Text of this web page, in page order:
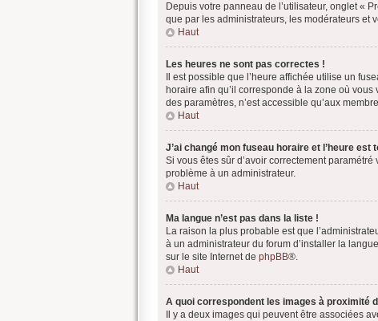
Depuis votre panneau de l’utilisateur, onglet «
que par les administrateurs, les modérateurs et
Haut
Les heures ne sont pas correctes !
Il est possible que l’heure affichée utilise un
horaire afin qu’il corresponde à la zone où
des paramètres, n’est accessible qu’aux
Haut
J’ai changé mon fuseau horaire et l’heure est
Si vous êtes sûr d’avoir correctement
problème à un administrateur.
Haut
Ma langue n’est pas dans la liste !
La raison la plus probable est que
à un administrateur du forum d’installer la
sur le site Internet de phpBB®.
Haut
A quoi correspondent les images à proximité
Il y a deux images qui peuvent être associées